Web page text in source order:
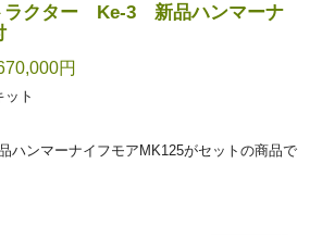
クター Ke-3 新品ハンマーナ
円
ット
ハンマーナイフモアMK125がセットの商品で